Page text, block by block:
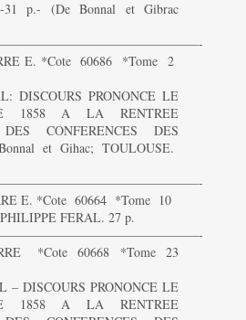
31 p.- (De Bonnal et Gibrac
E. *Cote 60686 *Tome 2
DISCOURS PRONONCE LE
1858 A LA RENTREE
CONFERENCES DES
et Gihac; TOULOUSE.
E. *Cote 60664 *Tome 10
FERAL. 27 p.
*Cote 60668 *Tome 23
– DISCOURS PRONONCE LE
1858 A LA RENTREE